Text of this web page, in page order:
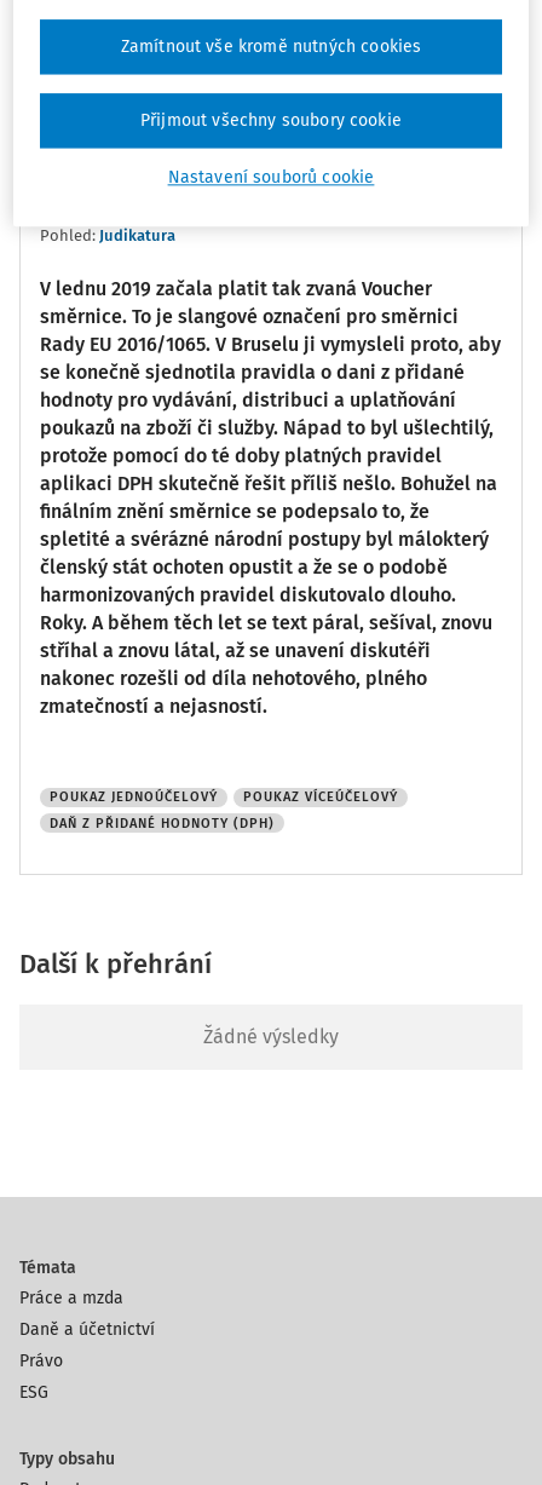
Poznámka Sledovat
Informace Přepis Související
Ing. Tomáš Brandejs
Pohled: Judikatura
V lednu 2019 začala platit tak zvaná Voucher
směrnice. To je slangové označení pro směrnici
Rady EU 2016/1065. V Bruselu ji vymysleli proto, aby
se konečně sjednotila pravidla o dani z přidané
hodnoty pro vydávání, distribuci a uplatňování
poukazů na zboží či služby. Nápad to byl ušlechtilý,
protože pomocí do té doby platných pravidel
aplikaci DPH skutečně řešit příliš nešlo. Bohužel na
finálním znění směrnice se podepsalo to, že
spletité a svérázné národní postupy byl málokterý
členský stát ochoten opustit a že se o podobě
harmonizovaných pravidel diskutovalo dlouho.
Roky. A během těch let se text páral, sešíval, znovu
stříhal a znovu látal, až se unavení diskutéři
nakonec rozešli od díla nehotového, plného
zmatečností a nejasností.
POUKAZ JEDNOÚČELOVÝ
POUKAZ VÍCEÚČELOVÝ
DAŇ Z PŘIDANÉ HODNOTY (DPH)
Další k přehrání
Žádné výsledky
Témata
Práce a mzda
Daně a účetnictví
Právo
ESG
Typy obsahu
Nastavení souborů cookie
Zamítnout vše kromě nutných cookies
Přijmout všechny soubory cookie